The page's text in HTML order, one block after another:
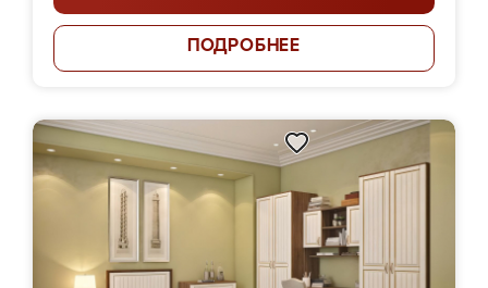
ПОДРОБНЕЕ